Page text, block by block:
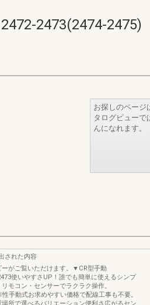
2473(2474-2475)
お探しのページ
タログビューで
んになれます。
された内容
ーがご覧いただけます。▼CR型手動
使いやすさUP！誰でも簡単に使えるシンプ
モコン・センサーでラクラク操作。
手動式お求めやすい価格で配線工事も不要。
所で選べるバリエーション便利さ広がるセン